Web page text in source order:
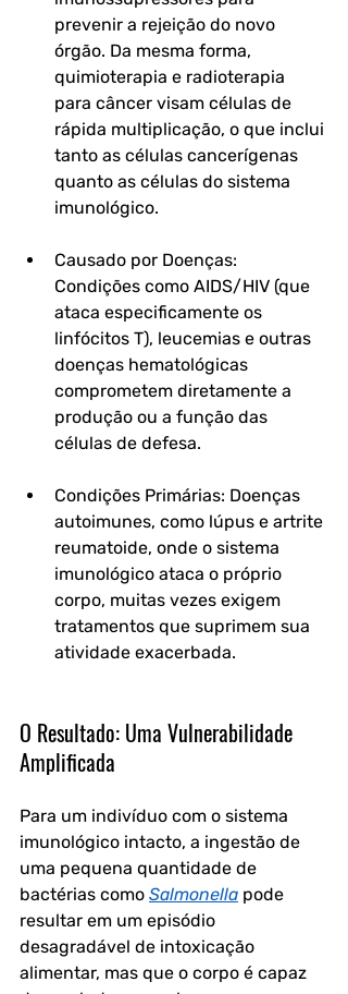
prevenir a rejeição do novo
órgão. Da mesma forma,
quimioterapia e radioterapia
para câncer visam células de
rápida multiplicação, o que inclui
tanto as células cancerígenas
quanto as células do sistema
imunológico.
Causado por Doenças:
Condições como AIDS/HIV (que
ataca especificamente os
linfócitos T), leucemias e outras
doenças hematológicas
comprometem diretamente a
produção ou a função das
células de defesa.
Condições Primárias: Doenças
autoimunes, como lúpus e artrite
reumatoide, onde o sistema
imunológico ataca o próprio
corpo, muitas vezes exigem
tratamentos que suprimem sua
atividade exacerbada.
O Resultado: Uma Vulnerabilidade
Amplificada
Para um indivíduo com o sistema
imunológico intacto, a ingestão de
uma pequena quantidade de
bactérias como Salmonella pode
resultar em um episódio
desagradável de intoxicação
alimentar, mas que o corpo é capaz